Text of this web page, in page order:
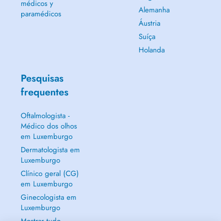
médicos y
paramédicos
Alemanha
Áustria
Suíça
Holanda
Pesquisas
frequentes
Oftalmologista -
Médico dos olhos
em Luxemburgo
Dermatologista em
Luxemburgo
Clínico geral (CG)
em Luxemburgo
Ginecologista em
Luxemburgo